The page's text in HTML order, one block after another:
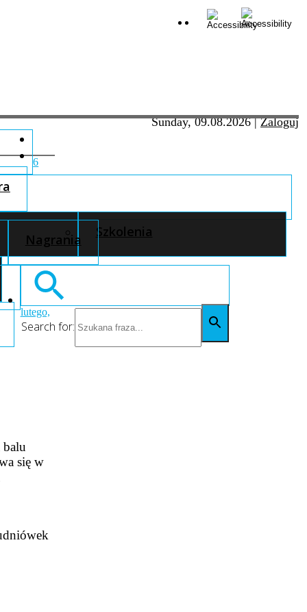
Sunday, 09.08.2026|Zaloguj
Szkolenia
Nagrania
Search for:
6
lutego,
się w